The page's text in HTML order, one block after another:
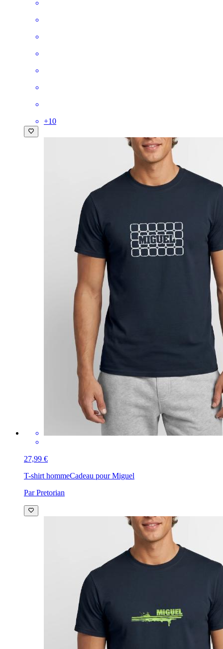
+10
27,99 €
T-shirt hommeCadeau pour Miguel
Par Pretorian